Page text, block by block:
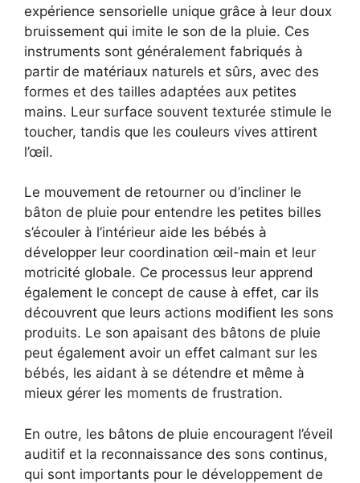
expérience sensorielle unique grâce à leur doux
bruissement qui imite le son de la pluie. Ces
instruments sont généralement fabriqués à
partir de matériaux naturels et sûrs, avec des
formes et des tailles adaptées aux petites
mains. Leur surface souvent texturée stimule le
toucher, tandis que les couleurs vives attirent
l’œil.
Le mouvement de retourner ou d’incliner le
bâton de pluie pour entendre les petites billes
s’écouler à l’intérieur aide les bébés à
développer leur coordination œil-main et leur
motricité globale. Ce processus leur apprend
également le concept de cause à effet, car ils
découvrent que leurs actions modifient les sons
produits. Le son apaisant des bâtons de pluie
peut également avoir un effet calmant sur les
bébés, les aidant à se détendre et même à
mieux gérer les moments de frustration.
En outre, les bâtons de pluie encouragent l’éveil
auditif et la reconnaissance des sons continus,
qui sont importants pour le développement de